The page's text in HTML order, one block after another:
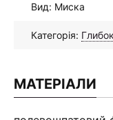
Вид: Миска
Категорія:
МАТЕРІАЛИ